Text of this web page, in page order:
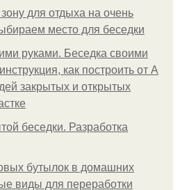
для отдыха на очень
место для беседки
руками. Беседка своими
как построить от А
закрытых и открытых
беседки. Разработка
бутылок в домашних
виды для переработки